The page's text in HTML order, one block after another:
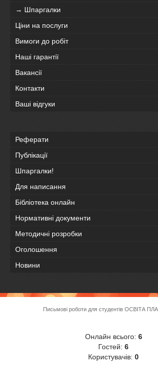
→ Шпаргалки
Ціни на послуги
Вимоги до робіт
Наші гарантії
Вакансії
Контакти
Ваші відгуки
Реферати
Публікації
Шпаргалки!
Для написання
Бібліотека онлайн
Нормативні документи
Методичні розробки
Оголошення
Новини
Письмові роботи для студентів ОСВІТА
Онлайн всього: 6
Гостей: 6
Користувачів: 0